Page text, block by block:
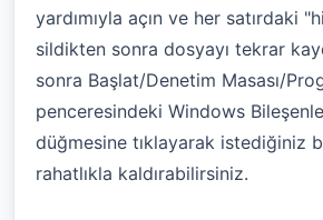
yardımıyla açın ve her satırdaki
sildikten sonra dosyayı tekrar
sonra Başlat/Denetim Masası/
penceresindeki Windows
düğmesine tıklayarak istediğiniz
rahatlıkla kaldırabilirsiniz.